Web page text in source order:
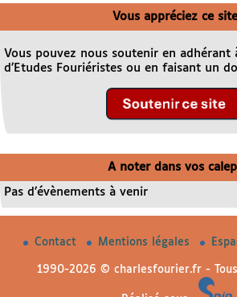
Vous appréciez ce
Vous pouvez nous soutenir en adhérant
d’Etudes Fouriéristes ou en faisant un
A noter dans vos
Pas d’évènements à venir
Contact Mentions légales
1990-2026 © charlesfourier.fr -